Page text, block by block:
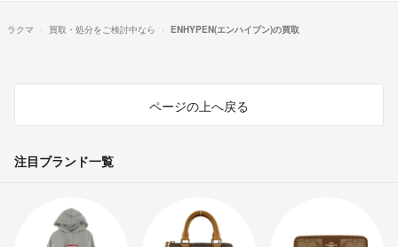
ラクマ 買取・処分をご検討中なら ENHYPEN(エンハイプン)の買取
ページの上へ戻る
注目ブランド一覧